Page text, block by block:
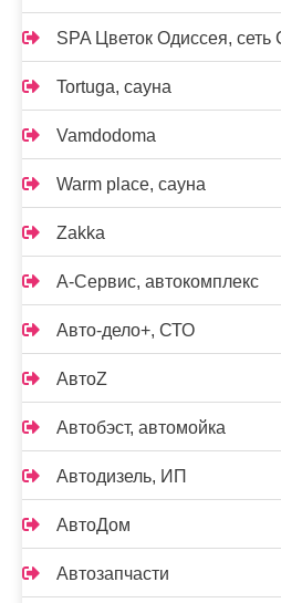
SPA Цветок Одиссея,
Tortuga, сауна
Vamdodoma
Warm place, сауна
Zakka
А-Сервис, автокомплекс
Авто-дело+, СТО
АвтоZ
Автобэст, автомойка
Автодизель, ИП
АвтоДом
Автозапчасти